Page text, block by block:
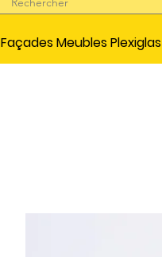
Façades Meubles Plexiglas